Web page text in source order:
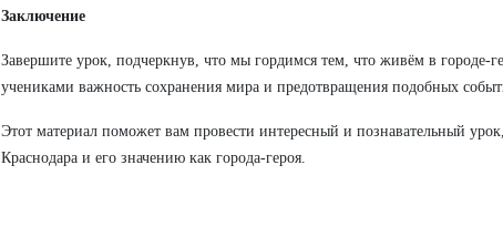
Заключение
Завершите урок, подчеркнув, что мы гордимся тем, что живём в городе-
учениками важность сохранения мира и предотвращения подобных
Этот материал поможет вам провести интересный и познавательный
Краснодара и его значению как города-героя.